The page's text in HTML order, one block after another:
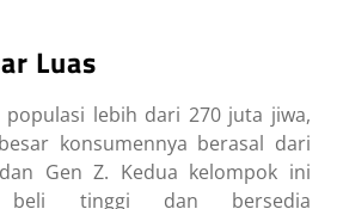
Luas
populasi lebih dari 270 juta jiwa,
konsumennya berasal dari
Gen Z. Kedua kelompok ini
beli tinggi dan bersedia